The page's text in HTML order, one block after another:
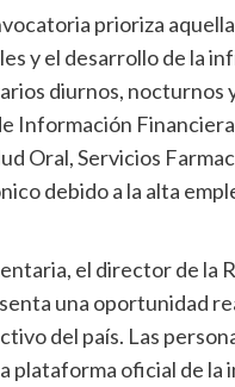
prioriza
y el desarrollo de la
diurnos, nocturnos
Información
Oral, Servicios
debido a la alta
el director de
una oportunidad
del país. Las
plataforma oficial de